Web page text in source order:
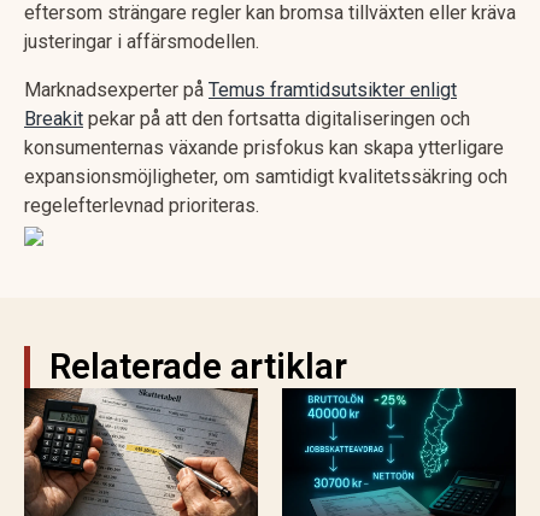
eftersom strängare regler kan bromsa tillväxten eller kräva
justeringar i affärsmodellen.
Marknadsexperter på Temus framtidsutsikter enligt
Breakit pekar på att den fortsatta digitaliseringen och
konsumenternas växande prisfokus kan skapa ytterligare
expansionsmöjligheter, om samtidigt kvalitetssäkring och
regelefterlevnad prioriteras.
Relaterade artiklar